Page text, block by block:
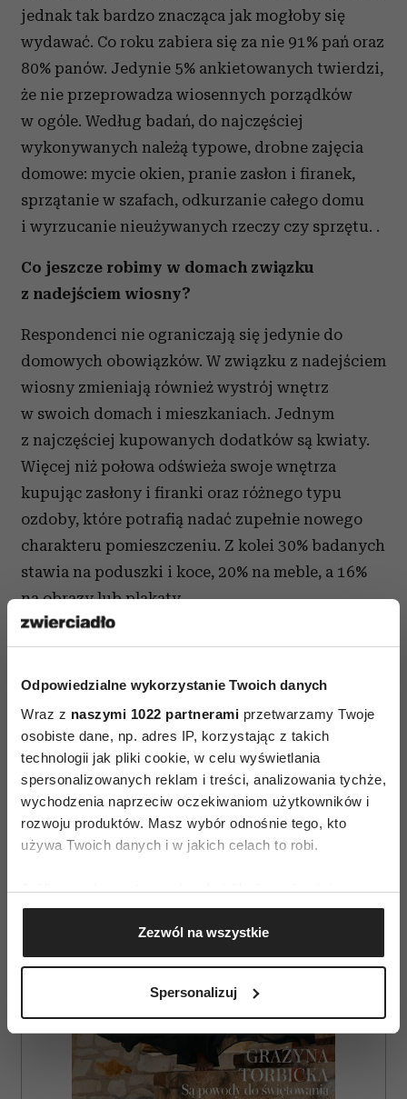
Odpowiedzialne wykorzystanie Twoich danych
Wraz z naszymi 1022 partnerami przetwarzamy Twoje
osobiste dane, np. adres IP, korzystając z takich
technologii jak pliki cookie, w celu wyświetlania
spersonalizowanych reklam i treści, analizowania tychże,
wychodzenia naprzeciw oczekiwaniom użytkowników i
rozwoju produktów. Masz wybór odnośnie tego, kto
używa Twoich danych i w jakich celach to robi.
Jeśli wyrazisz na to zgodę, chcielibyśmy również:
Gromadzić dane dotyczące Twojej lokalizacji
geograficznej z dokładnością nawet do kilku metrów
Identyfikować Twoje urządzenie, aktywnie
(fingerprinting, czyli wirtualny odcisk palca)
dane są przetwarzane oraz ustaw własne preferencje w
sekcji szczegółów. W Deklaracji plików cookie możesz
zmienić lub wycofać swoją zgodę w dowolnej chwili.
Zezwól na wszystkie
Spersonalizuj
jednak tak bardzo znacząca jak mogłoby się
wydawać. Co roku zabiera się za nie 91% pań oraz
80% panów. Jedynie 5% ankietowanych twierdzi,
że nie przeprowadza wiosennych porządków
w ogóle. Według badań, do najczęściej
wykonywanych należą typowe, drobne zajęcia
domowe: mycie okien, pranie zasłon i firanek,
sprzątanie w szafach, odkurzanie całego domu
i wyrzucanie nieużywanych rzeczy czy sprzętu. .
Co jeszcze robimy w domach związku
z nadejściem wiosny?
Respondenci nie ograniczają się jedynie do
domowych obowiązków. W związku z nadejściem
wiosny zmieniają również wystrój wnętrz
w swoich domach i mieszkaniach. Jednym
z najczęściej kupowanych dodatków są kwiaty.
Więcej niż połowa odświeża swoje wnętrza
kupując zasłony i firanki oraz różnego typu
ozdoby, które potrafią nadać zupełnie nowego
charakteru pomieszczeniu. Z kolei 30% badanych
stawia na poduszki i koce, 20% na meble, a 16%
na obrazy lub plakaty.
AUTOPROMOCJA